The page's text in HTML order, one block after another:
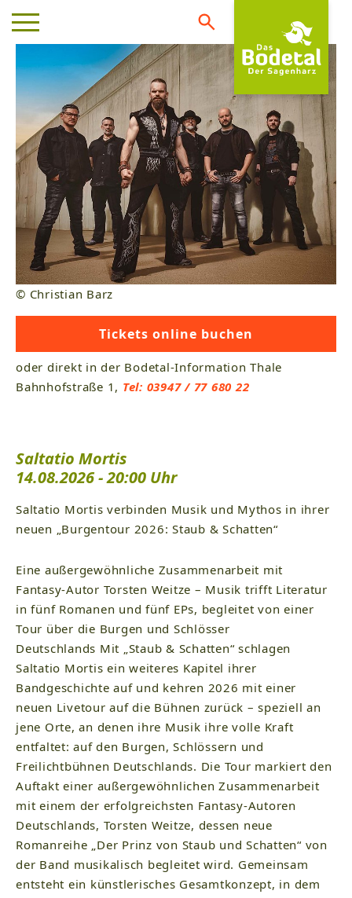
© Christian Barz
Tickets online buchen
oder direkt in der Bodetal-Information Thale
Bahnhofstraße 1, Tel: 03947 / 77 680 22
Saltatio Mortis
14.08.2026 - 20:00 Uhr
Saltatio Mortis verbinden Musik und Mythos in ihrer
neuen „Burgentour 2026: Staub & Schatten“
Eine außergewöhnliche Zusammenarbeit mit
Fantasy-Autor Torsten Weitze – Musik trifft Literatur
in fünf Romanen und fünf EPs, begleitet von einer
Tour über die Burgen und Schlösser
Deutschlands Mit „Staub & Schatten“ schlagen
Saltatio Mortis ein weiteres Kapitel ihrer
Bandgeschichte auf und kehren 2026 mit einer
neuen Livetour auf die Bühnen zurück – speziell an
jene Orte, an denen ihre Musik ihre volle Kraft
entfaltet: auf den Burgen, Schlössern und
Freilichtbühnen Deutschlands. Die Tour markiert den
Auftakt einer außergewöhnlichen Zusammenarbeit
mit einem der erfolgreichsten Fantasy-Autoren
Deutschlands, Torsten Weitze, dessen neue
Romanreihe „Der Prinz von Staub und Schatten“ von
der Band musikalisch begleitet wird. Gemeinsam
entsteht ein künstlerisches Gesamtkonzept, in dem